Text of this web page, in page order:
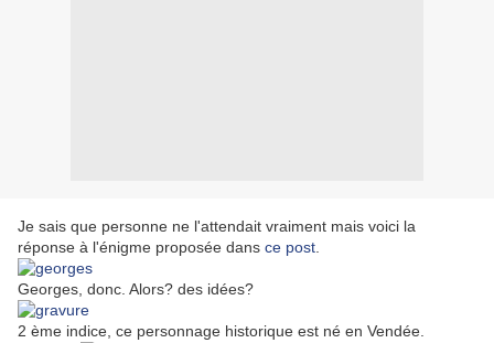
Je sais que personne ne l'attendait vraiment mais voici la
réponse à l'énigme proposée dans ce post
Georges, donc. Alors? des idées?
2 ème indice, ce personnage historique est né en Vendée.